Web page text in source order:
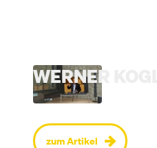
WERNER
zum Artikel